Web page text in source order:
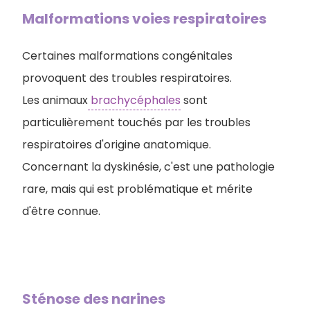
Malformations voies respiratoires
Certaines malformations congénitales
provoquent des troubles respiratoires.
Les animaux brachycéphales sont
particulièrement touchés par les troubles
respiratoires d'origine anatomique.
Concernant la dyskinésie, c'est une pathologie
rare, mais qui est problématique et mérite
d'être connue.
Sténose des narines